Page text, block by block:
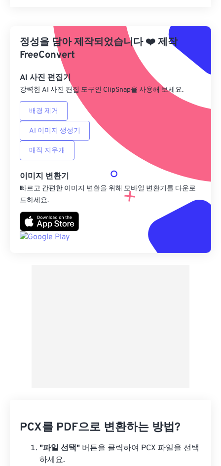
사전 설정에서 적용
사전 설정으로 저장
정성을 담아 제작되었습니다❤️제작
FreeConvert
AI 사진 편집기
강력한 AI 사진 편집 도구인 ClipSnap을 사용해 보세요.
배경 제거
AI 이미지 생성기
매직 지우개
이미지 변환기
빠르고 간편한 이미지 변환을 위해 모바일 변환기를 다운로
드하세요.
PCX를 PDF으로 변환하는 방법?
"파일 선택" 버튼을 클릭하여 PCX 파일을 선택
하세요.